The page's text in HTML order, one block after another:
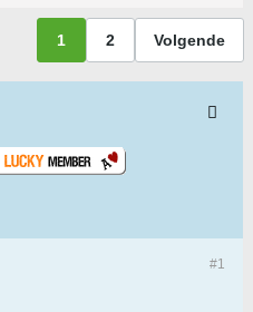
1 2 Volgende
#1